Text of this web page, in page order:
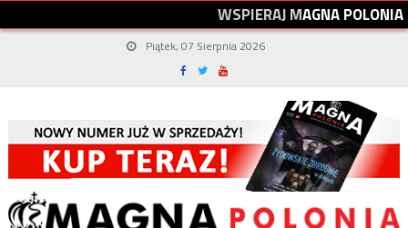
WSPIERAJMAGNAPOLONIA
Piątek, 07 Sierpnia 2026